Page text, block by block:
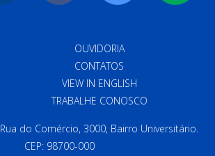
OUVIDORIA
CONTATOS
VIEW IN ENGLISH
TRABALHE CONOSCO
Rua do Comércio, 3000, Bairro Universitário.
CEP: 98700-000